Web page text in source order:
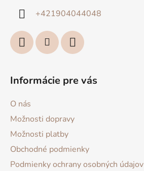
+421904044048
Informácie pre vás
O nás
Možnosti dopravy
Možnosti platby
Obchodné podmienky
Podmienky ochrany osobných údajov